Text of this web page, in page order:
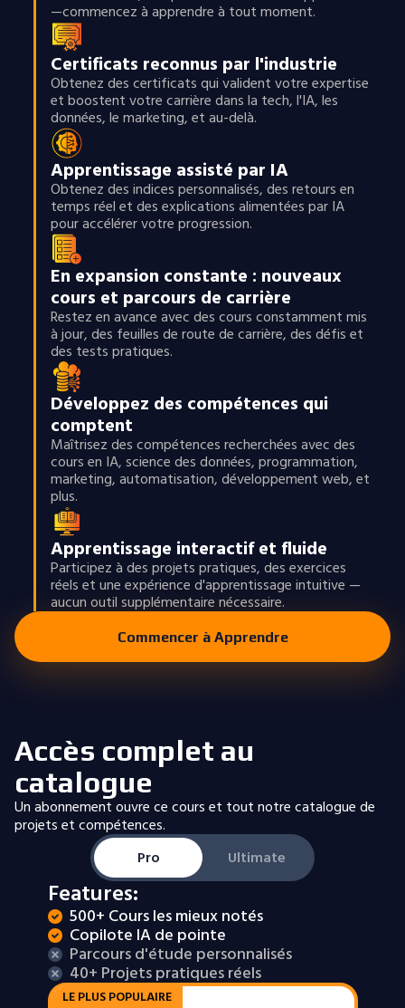
—commencez à apprendre à tout moment.
Certificats reconnus par l'industrie
Obtenez des certificats qui valident votre expertise
et boostent votre carrière dans la tech, l'IA, les
données, le marketing, et au-delà.
Apprentissage assisté par IA
Obtenez des indices personnalisés, des retours en
temps réel et des explications alimentées par IA
pour accélérer votre progression.
En expansion constante : nouveaux
cours et parcours de carrière
Restez en avance avec des cours constamment mis
à jour, des feuilles de route de carrière, des défis et
des tests pratiques.
Développez des compétences qui
comptent
Maîtrisez des compétences recherchées avec des
cours en IA, science des données, programmation,
marketing, automatisation, développement web, et
plus.
Apprentissage interactif et fluide
Participez à des projets pratiques, des exercices
réels et une expérience d'apprentissage intuitive —
aucun outil supplémentaire nécessaire.
Commencer à Apprendre
Accès complet au
catalogue
Un abonnement ouvre ce cours et tout notre catalogue de
projets et compétences.
Pro
Ultimate
Features:
500+ Cours les mieux notés
Copilote IA de pointe
Parcours d'étude personnalisés
40+ Projets pratiques réels
LE PLUS POPULAIRE